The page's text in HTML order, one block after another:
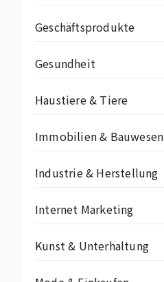
Geschäftsprodukte
Gesundheit
Haustiere & Tiere
Immobilien & Bauwesen
Industrie & Herstellung
Internet Marketing
Kunst & Unterhaltung